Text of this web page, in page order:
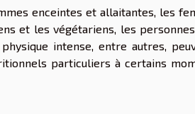
enceintes et allaitantes, les
et les végétariens, les
intense, entre autres,
particuliers à certains